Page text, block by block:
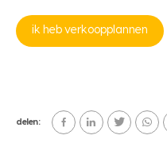
ik heb verkoopplannen
delen: